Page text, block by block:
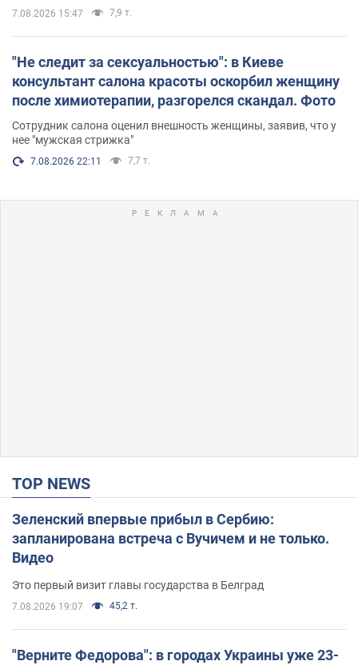
7.08.2026 15:47 7,9 т.
"Не следит за сексуальностью": в Киеве
консультант салона красоты оскорбил женщину
после химиотерапии, разгорелся скандал. Фото
Сотрудник салона оценил внешность женщины, заявив, что у
нее "мужская стрижка"
7.08.2026 22:11 7,7 т.
TOP NEWS
Зеленский впервые прибыл в Сербию:
запланирована встреча с Вучичем и не только.
Видео
Это первый визит главы государства в Белград
7.08.2026 19:07 45,2 т.
"Верните Федорова": в городах Украины уже 23-